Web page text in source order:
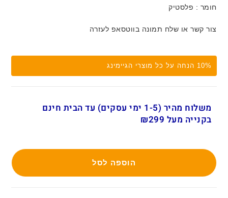
חומר : פלסטיק
צור קשר או שלח תמונה בווטסאפ לעזרה
10% הנחה על כל מוצרי הגיימינג
משלוח מהיר (1-5 ימי עסקים) עד הבית חינם
בקנייה מעל ₪299
הוספה לסל